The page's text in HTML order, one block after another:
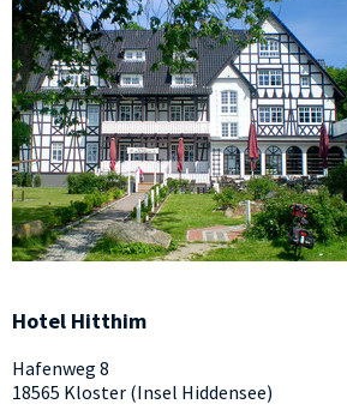
Hotel Hitthim
Hafenweg 8
18565 Kloster (Insel Hiddensee)